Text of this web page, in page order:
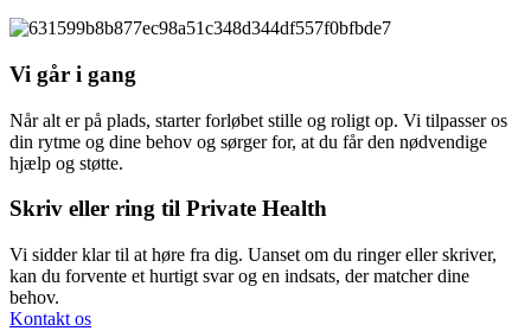
Vi går i gang
Når alt er på plads, starter forløbet stille og roligt op. Vi tilpasser os
din rytme og dine behov og sørger for, at du får den nødvendige
hjælp og støtte.
Skriv eller ring til Private Health
Vi sidder klar til at høre fra dig. Uanset om du ringer eller skriver,
kan du forvente et hurtigt svar og en indsats, der matcher dine
behov.
Kontakt os